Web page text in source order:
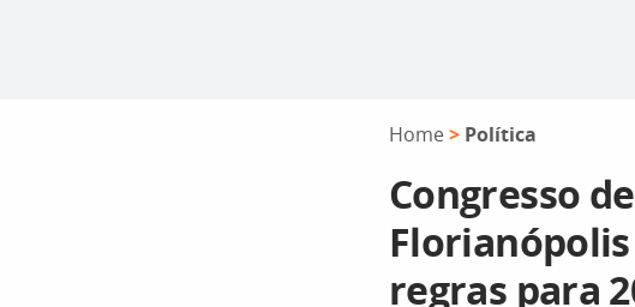
Home > Política
Congresso
regras para